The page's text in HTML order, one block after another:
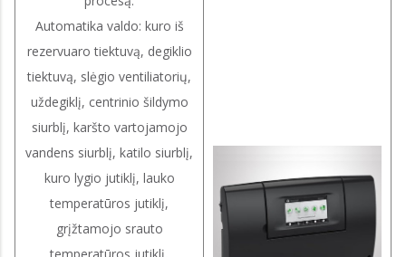
Automatika valdo: kuro iš
rezervuaro tiektuvą, degiklio
tiektuvą, slėgio ventiliatorių,
uždegiklį, centrinio šildymo
siurblį, karšto vartojamojo
vandens siurblį, katilo siurblį,
kuro lygio jutiklį, lauko
temperatūros jutiklį,
grįžtamojo srauto